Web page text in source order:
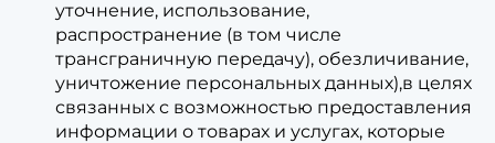
уточнение, использование,
распространение (в том числе
трансграничную передачу), обезличивание,
уничтожение персональных данных),в целях
связанных с возможностью предоставления
информации о товарах и услугах, которые